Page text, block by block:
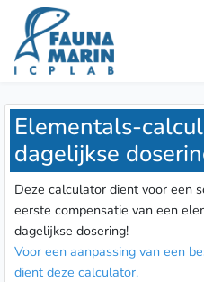
Elementals-
dagelijkse
Deze calculator dient voor een
eerste compensatie van een
dagelijkse dosering!
Voor een aanpassing van een
dient deze calculator.